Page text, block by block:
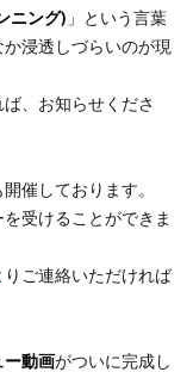
ニング) 」という言葉
浸透しづらいのが現
、お知らせくださ
催しております。
受けることができま
りご連絡いただければ
ー動画がついに完成し